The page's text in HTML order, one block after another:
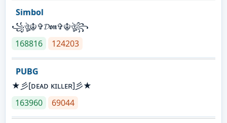
Simbol
꧁ঔৣ☬✞𝓓𝖔𝖓✞☬ঔৣ꧂
168816
124203
PUBG
★彡[ᴅᴇᴀᴅ ᴋɪʟʟᴇʀ]彡★
163960
69044